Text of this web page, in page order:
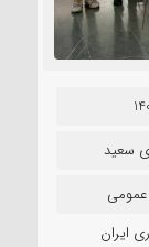
سعید
عمومی
ایران